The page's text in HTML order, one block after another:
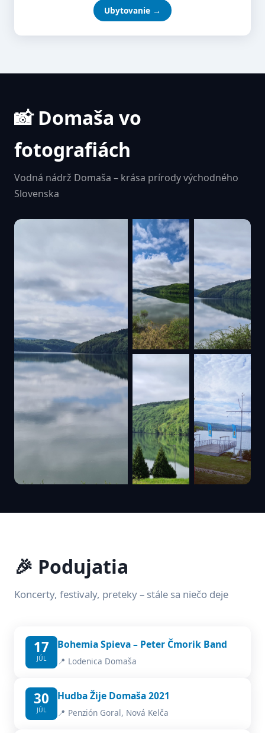
Ubytovanie →
📸 Domaša vo
fotografiách
Vodná nádrž Domaša – krása prírody východného
Slovenska
🎉 Podujatia
Koncerty, festivaly, preteky – stále sa niečo deje
17
JÚL
Bohemia Spieva – Peter Čmorik Band
📍 Lodenica Domaša
30
JÚL
Hudba Žije Domaša 2021
📍 Penzión Goral, Nová Kelča